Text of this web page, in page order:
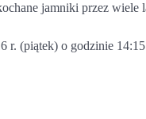
jamniki przez wiele
r. (piątek) o godzinie